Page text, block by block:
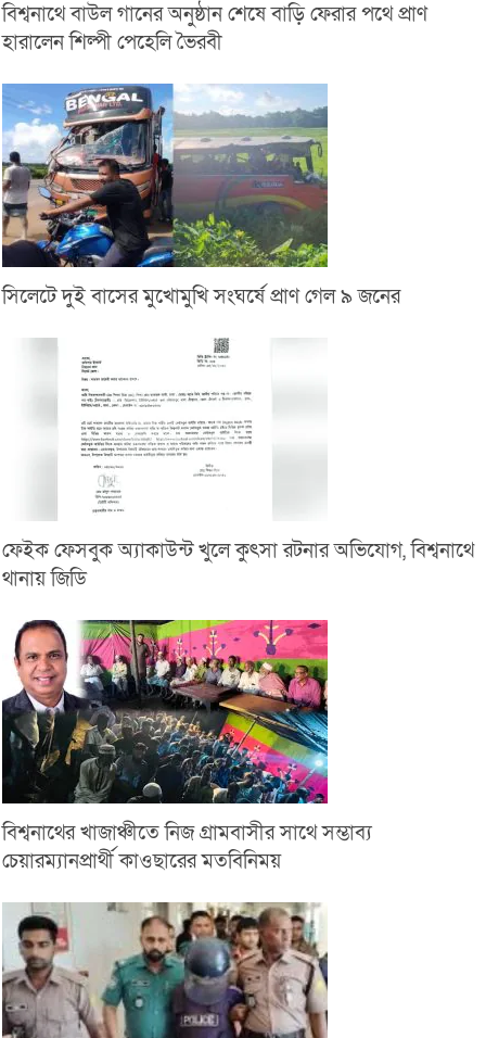
বিশ্বনাথে বাউল গানের অনুষ্ঠান শেষে বাড়ি ফেরার পথে প্রাণ
হারালেন শিল্পী পেহেলি ভৈরবী
সিলেটে দুই বাসের মুখোমুখি সংঘর্ষে প্রাণ গেল ৯ জনের
ফেইক ফেসবুক অ্যাকাউন্ট খুলে কুৎসা রটনার অভিযোগ, বিশ্বনাথে
থানায় জিডি
বিশ্বনাথের খাজাঞ্চীতে নিজ গ্রামবাসীর সাথে সম্ভাব্য
চেয়ারম্যানপ্রার্থী কাওছারের মতবিনিময়